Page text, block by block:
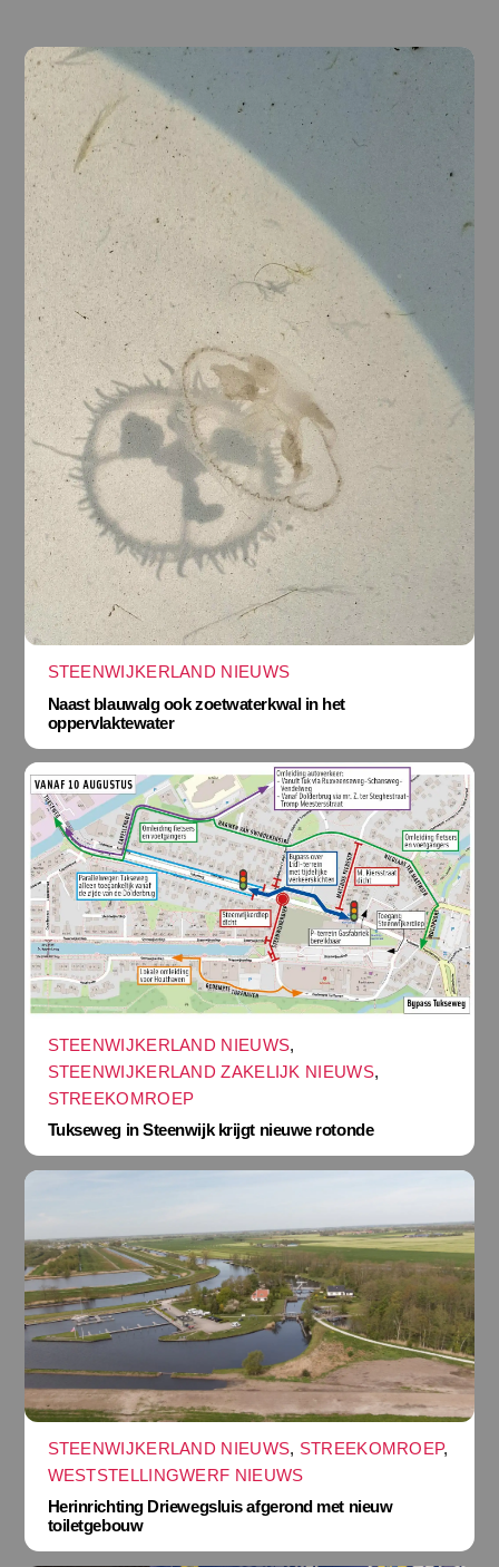
STEENWIJKERLAND NIEUWS
Naast blauwalg ook zoetwaterkwal in het
oppervlaktewater
STEENWIJKERLAND NIEUWS,
STEENWIJKERLAND ZAKELIJK NIEUWS,
STREEKOMROEP
Tukseweg in Steenwijk krijgt nieuwe rotonde
STEENWIJKERLAND NIEUWS, STREEKOMROEP,
WESTSTELLINGWERF NIEUWS
Herinrichting Driewegsluis afgerond met nieuw
toiletgebouw